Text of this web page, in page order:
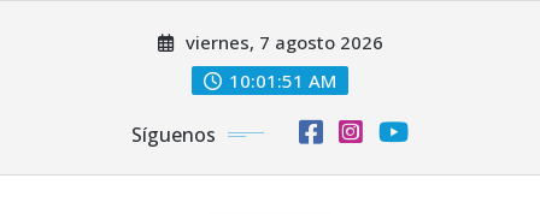
viernes, 7 agosto 2026
10:01:52 AM
Síguenos